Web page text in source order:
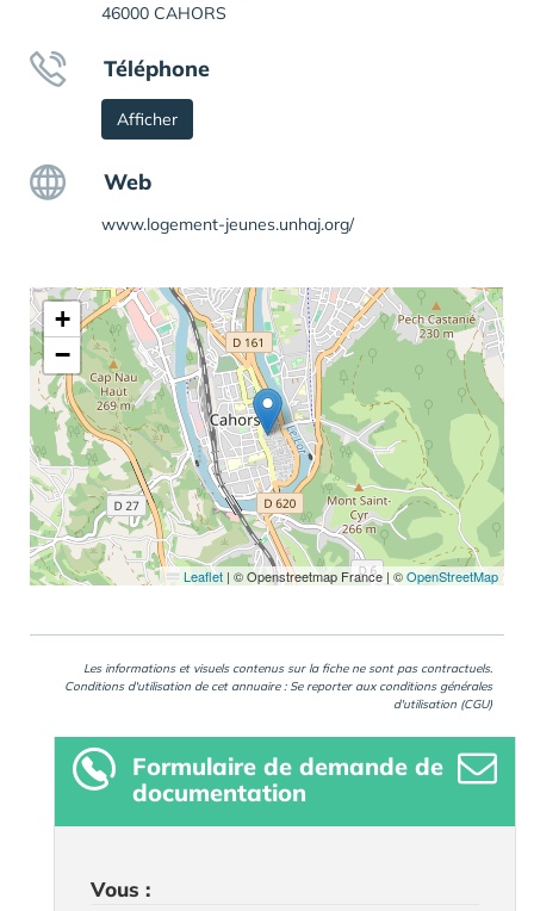
46000 CAHORS
Téléphone
Afficher
Web
www.logement-jeunes.unhaj.org/
+
−
Leaflet | © Openstreetmap France | ©OpenStreetMap
Les informations et visuels contenus sur la fiche ne sont pas contractuels.
Conditions d'utilisation de cet annuaire : Se reporter aux conditions générales
d'utilisation (CGU)
Formulaire de demande de
documentation
Vous :